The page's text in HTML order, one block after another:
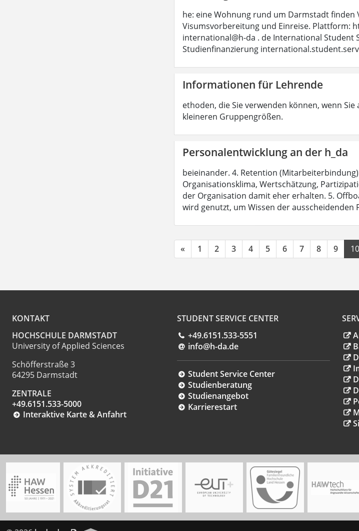
he: eine Wohnung rund um Darmstadt finden
Visumsvorbereitung und Einreise. Plattform:
international@h-da . de International Student
Studienfinanzierung
Informationen für Lehrende
ethoden, die Sie verwenden können, wenn
kleineren Gruppengrößen.
Personalentwicklung an der h_da
beieinander. 4. Retention
Organisationsklima, Wertschätzung,
der Organisation damit eher erhalten. 5.
wird genutzt, um Wissen der ausscheidenden
« 1 2 3 4 5 6 7 8 9 10
KONTAKT
HOCHSCHULE DARMSTADT
University of Applied Sciences
Schöfferstraße 3
64295 Darmstadt
ZENTRALE
+49.6151.533-5000
Interaktive Karte & Anfahrt
STUDENT SERVICE CENTER
+49.6151.533-5551
info@h-da.de
Student Service Center
Studienberatung
Studienangebot
Karrierestart